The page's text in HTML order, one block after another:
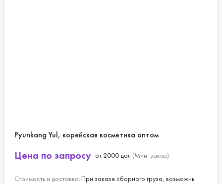
Pyunkang Yul, корейская косметика оптом
Цена по запросу от 2000 дол (Мин. заказ)
Стоимость и доставка:При заказе сборного груза, возможны